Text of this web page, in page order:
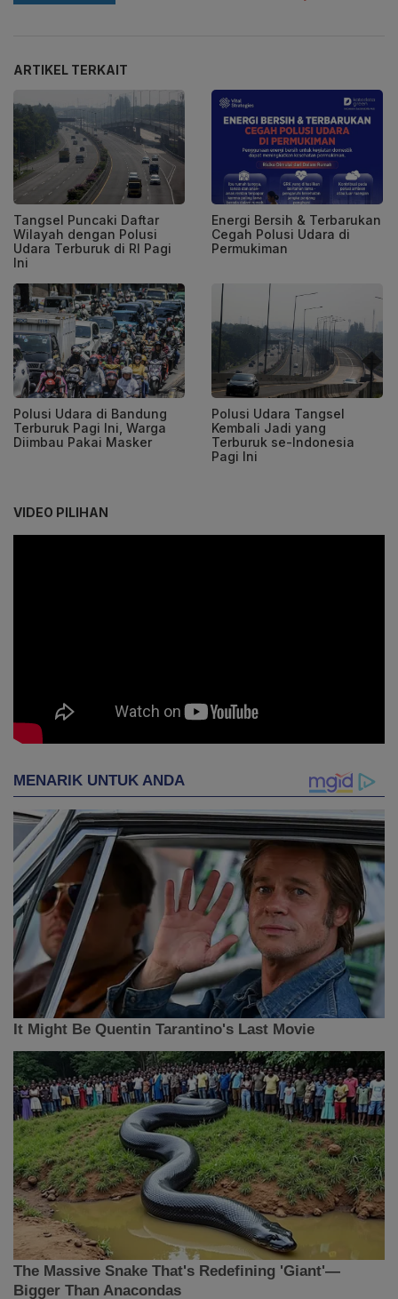
ARTIKEL TERKAIT
Tangsel Puncaki Daftar
Wilayah dengan Polusi
Udara Terburuk di RI Pagi
Ini
Energi Bersih & Terbarukan
Cegah Polusi Udara di
Permukiman
Polusi Udara di Bandung
Terburuk Pagi Ini, Warga
Diimbau Pakai Masker
Polusi Udara Tangsel
Kembali Jadi yang
Terburuk se-Indonesia
Pagi Ini
VIDEO PILIHAN